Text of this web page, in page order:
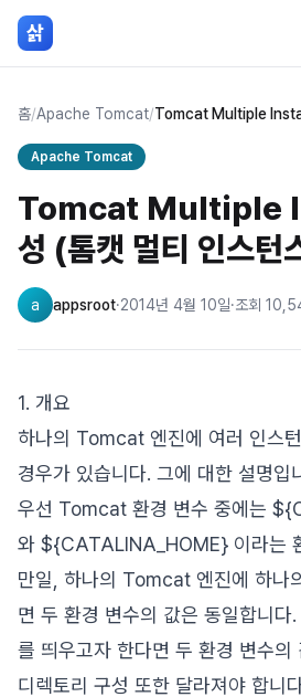
본문 바로가기
삵
홈/Apache Tomcat/
Apache Tomcat
Tomcat Multiple
성 (톰캣 멀티 인스턴
a appsroot·2014년 4월 10일·조회
1. 개요
하나의 Tomcat 엔진에 여러 인스
경우가 있습니다. 그에 대한 설명입
우선 Tomcat 환경 변수 중에는
와 ${CATALINA_HOME} 이라는
만일, 하나의 Tomcat 엔진에 하나
면 두 환경 변수의 값은 동일합니다
를 띄우고자 한다면 두 환경 변수의
디렉토리 구성 또한 달라져야 합니